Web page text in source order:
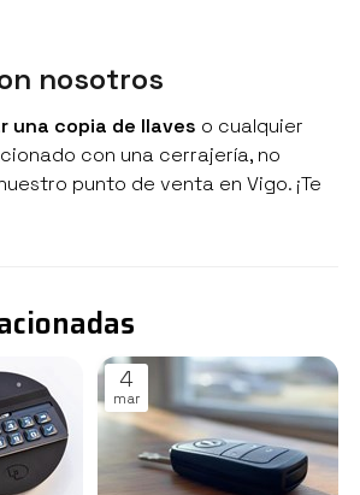
nosotros
una copia de llaves o cualquier
con una cerrajería, no
punto de venta en Vigo. ¡Te
4
mar